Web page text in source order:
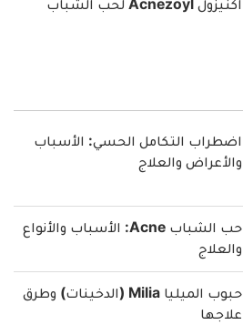
اكنيزول Acnezoyl لحب الشباب
اضطراب التكامل الحسي: الأسباب
والأعراض والعلاج
حب الشباب Acne: الأسباب والأنواع
والعلاج
حبوب الميليا Milia (الدخينات) وطرق
علاجها